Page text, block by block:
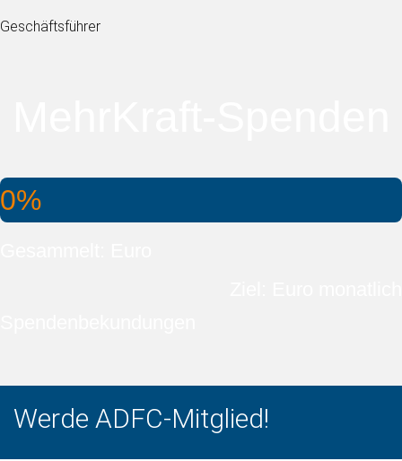
Geschäftsführer
0%
Werde ADFC-Mitglied!